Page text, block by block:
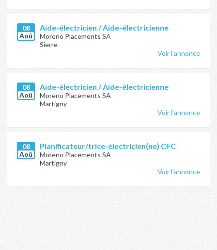
08
Aoû
Aide-électricien / Aide-électricienne
Moreno Placements SA
Sierre
Voir l'annonce
08
Aoû
Aide-électricien / Aide-électricienne
Moreno Placements SA
Martigny
Voir l'annonce
08
Aoû
Planificateur/trice-électricien(ne) CFC
Moreno Placements SA
Martigny
Voir l'annonce